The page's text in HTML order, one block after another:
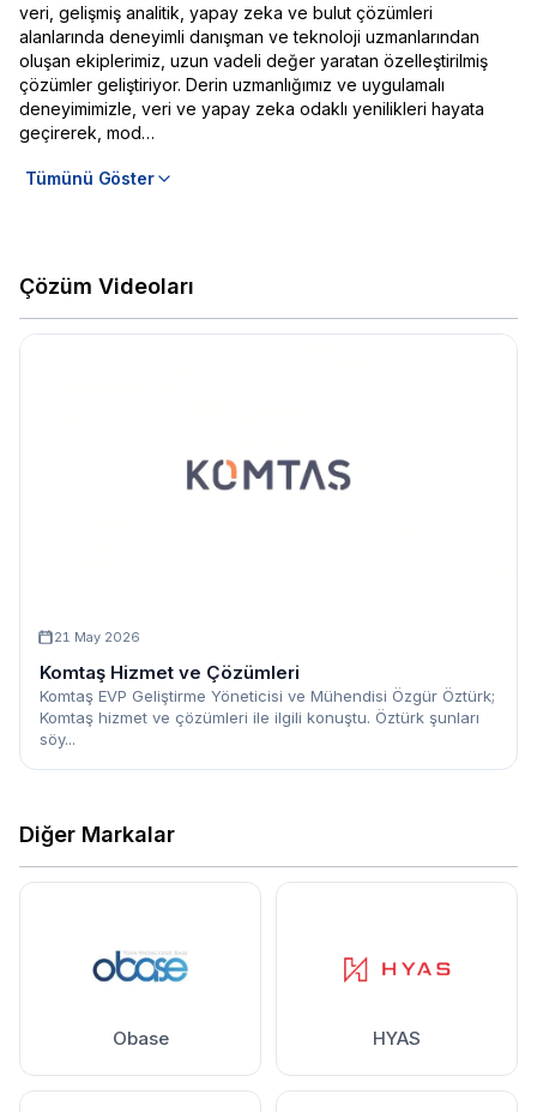
veri, gelişmiş analitik, yapay zeka ve bulut çözümleri
alanlarında deneyimli danışman ve teknoloji uzmanlarından
oluşan ekiplerimiz, uzun vadeli değer yaratan özelleştirilmiş
çözümler geliştiriyor. Derin uzmanlığımız ve uygulamalı
deneyimimizle, veri ve yapay zeka odaklı yenilikleri hayata
geçirerek, mod…
Tümünü Göster
Çözüm Videoları
21 May 2026
Komtaş Hizmet ve Çözümleri
Komtaş EVP Geliştirme Yöneticisi ve Mühendisi Özgür Öztürk;
Komtaş hizmet ve çözümleri ile ilgili konuştu. Öztürk şunları
söy...
Diğer Markalar
Obase HYAS